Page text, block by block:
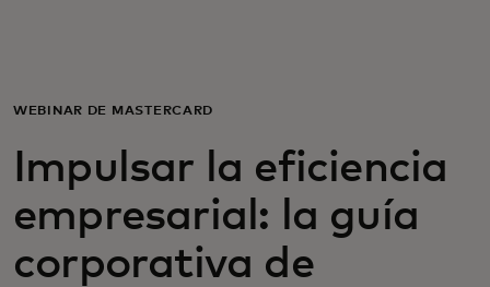
Para empresas
Para el mundo
Para innovadores
WEBINAR DE MASTERCARD
Impulsar la eficiencia
empresarial: la guía
corporativa de